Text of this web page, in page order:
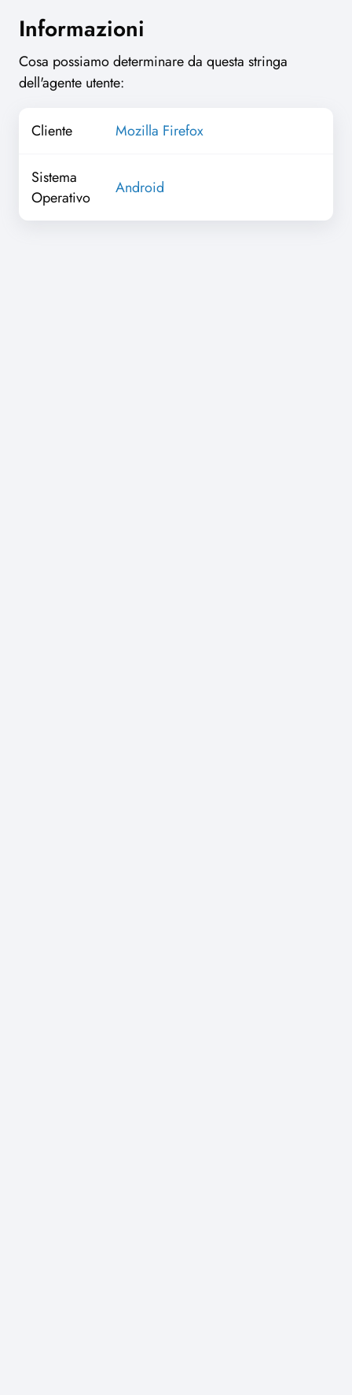
Informazioni
Cosa possiamo determinare da questa stringa
dell'agente utente:
Cliente Mozilla Firefox
Sistema
Operativo
Android